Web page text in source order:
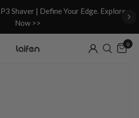
Shaver | Define Your Edge. Explore
Now >>
0